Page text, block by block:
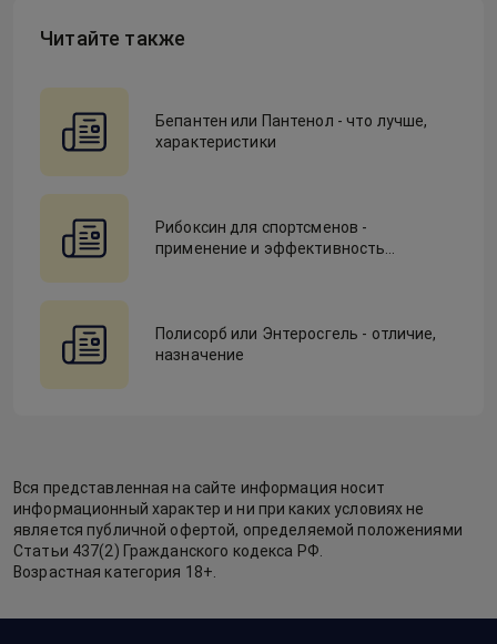
Читайте также
Бепантен или Пантенол - что лучше,
характеристики
Рибоксин для спортсменов -
применение и эффективность
Полисорб или Энтеросгель - отличие,
назначение
Вся представленная на сайте информация носит
информационный характер и ни при каких условиях не
является публичной офертой, определяемой положениями
Статьи 437(2) Гражданского кодекса РФ.
Возрастная категория 18+.